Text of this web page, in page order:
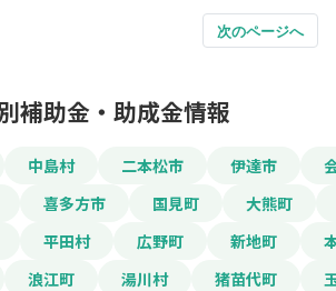
次のページへ
補助金・助成金情報
中島村 二本松市 伊達市
喜多方市 国見町 大熊町
平田村 広野町 新地町
浪江町 湯川村 猪苗代町